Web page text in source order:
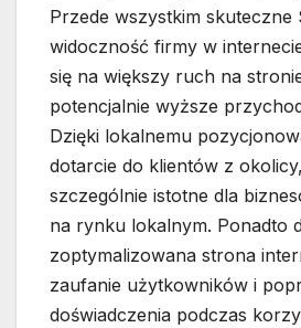
Przede wszystkim skuteczne
widoczność firmy w
się na większy ruch na
potencjalnie wyższe
Dzięki lokalnemu
dotarcie do klientów z
szczególnie istotne dla
na rynku lokalnym. Ponadto
zoptymalizowana strona
zaufanie użytkowników i
doświadczenia podczas